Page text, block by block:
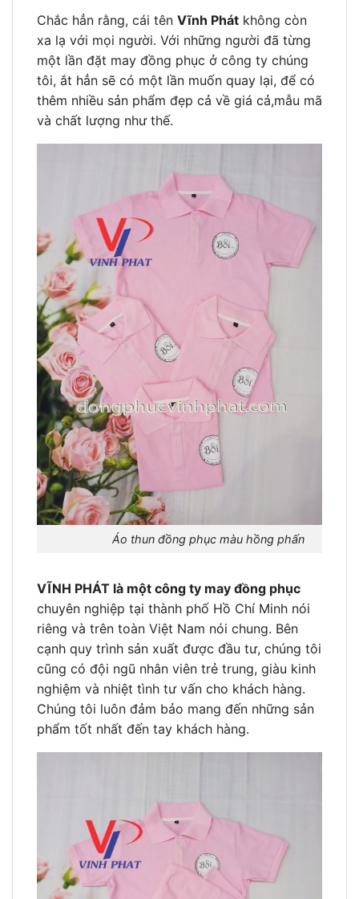
Chắc hẳn rằng, cái tên Vĩnh Phát không còn
xa lạ với mọi người. Với những người đã từng
một lần đặt may đồng phục ở công ty chúng
tôi, ắt hẳn sẽ có một lần muốn quay lại, để có
thêm nhiều sản phẩm đẹp cả về giá cả,mẫu mã
và chất lượng như thế.
Áo thun đồng phục màu hồng phấn
VĨNH PHÁT là một công ty may đồng phục
chuyên nghiệp tại thành phố Hồ Chí Minh nói
riêng và trên toàn Việt Nam nói chung. Bên
cạnh quy trình sản xuất được đầu tư, chúng tôi
cũng có đội ngũ nhân viên trẻ trung, giàu kinh
nghiệm và nhiệt tình tư vấn cho khách hàng.
Chúng tôi luôn đảm bảo mang đến những sản
phẩm tốt nhất đến tay khách hàng.